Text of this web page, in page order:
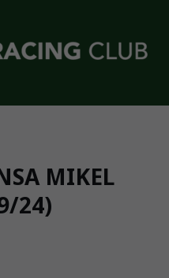
MIKEL
24)